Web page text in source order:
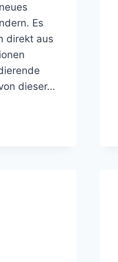
Es
direkt aus
dieser…